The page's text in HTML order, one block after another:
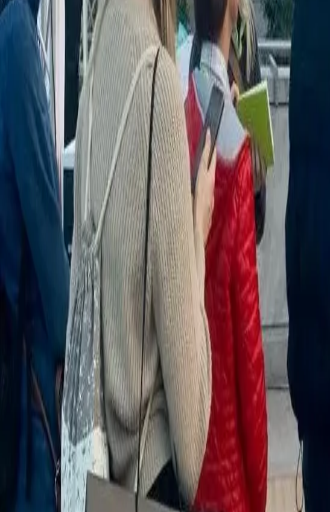
Jetzt buchen